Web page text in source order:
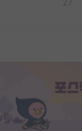
재팬라운지 🌸